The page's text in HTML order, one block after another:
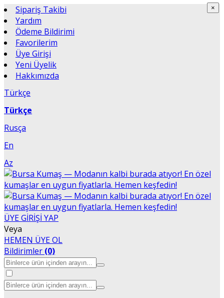
Sipariş Takibi
Yardım
Ödeme Bildirimi
Favorilerim
Üye Girişi
Yeni Üyelik
Hakkımızda
Türkçe
Türkçe
Rusça
En
Az
ÜYE GİRİŞİ YAP
Veya
HEMEN ÜYE OL
Bildirimler (0)
×
×